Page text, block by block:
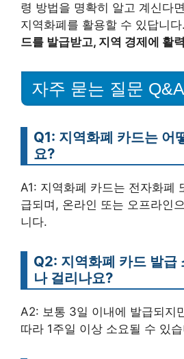
령 방법을 명확히 알고 계신다
지역화폐를 활용할 수 있답니다.
드를 발급받고, 지역 경제에 활
자주 묻는 질문 Q&A
Q1: 지역화폐 카드는 어
요?
A1: 지역화폐 카드는 전자화폐
급되며, 온라인 또는 오프라인
니다.
Q2: 지역화폐 카드 발급
나 걸리나요?
A2: 보통 3일 이내에 발급되지
따라 1주일 이상 소요될 수 있